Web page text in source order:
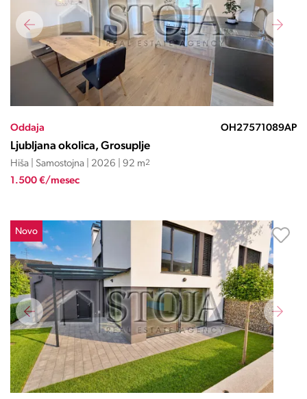
Oddaja OH27571089AP
Ljubljana okolica, Grosuplje
Hiša | Samostojna | 2026 | 92 m2
1.500 €/mesec
Novo